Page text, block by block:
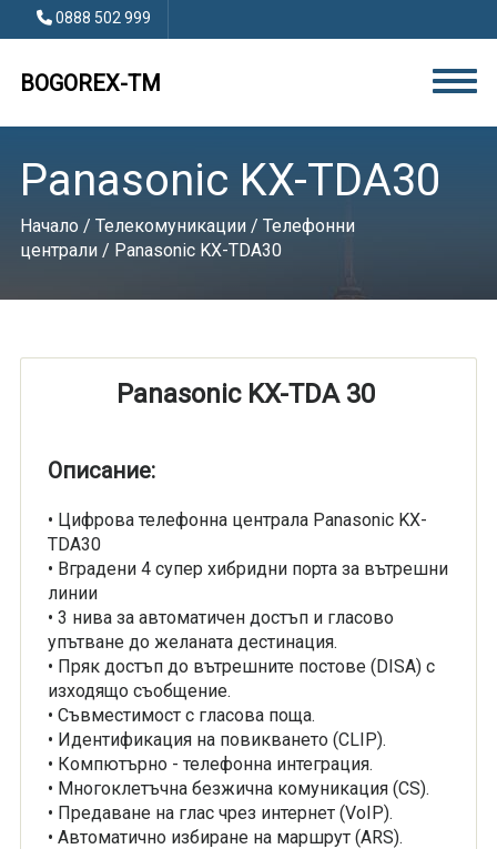
0888 502 999
BOGOREX-TM
Panasonic KX-TDA30
Начало/ Телекомуникации/ Телефонни
централи/ Panasonic KX-TDA30
Panasonic KX-TDA 30
Описание:
• Цифрова телефонна централа Panasonic KX-
TDA30
• Вградени 4 супер хибридни порта за вътрешни
линии
• 3 нива за автоматичен достъп и гласово
упътване до желаната дестинация.
• Пряк достъп до вътрешните постове (DISA) с
изходящо съобщение.
• Съвместимост с гласова поща.
• Идентификация на повикването (CLIP).
• Компютърно - телефонна интеграция.
• Многоклетъчна безжична комуникация (CS).
• Предаване на глас чрез интернет (VoIP).
• Автоматично избиране на маршрут (ARS).